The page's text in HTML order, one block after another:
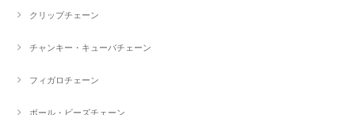
クリップチェーン
チャンキー・キューバチェーン
フィガロチェーン